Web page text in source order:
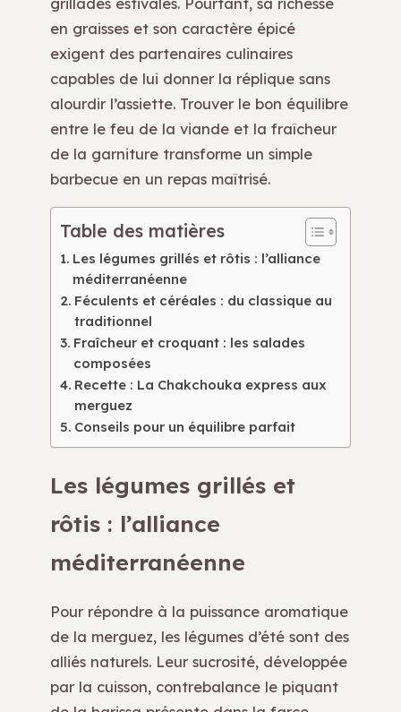
en graisses et son caractère épicé
exigent des partenaires culinaires
capables de lui donner la réplique sans
alourdir l’assiette. Trouver le bon équilibre
entre le feu de la viande et la fraîcheur
de la garniture transforme un simple
barbecue en un repas maîtrisé.
Table des matières
Les légumes grillés et rôtis : l’alliance
méditerranéenne
Féculents et céréales : du classique au
traditionnel
Fraîcheur et croquant : les salades
composées
Recette : La Chakchouka express aux
merguez
Conseils pour un équilibre parfait
Les légumes grillés et
rôtis : l’alliance
méditerranéenne
Pour répondre à la puissance aromatique
de la merguez, les légumes d’été sont des
alliés naturels. Leur sucrosité, développée
par la cuisson, contrebalance le piquant